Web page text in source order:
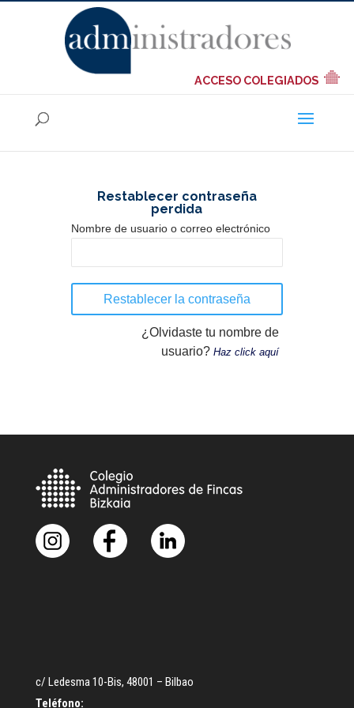
ACCESO COLEGIADOS
Restablecer contraseña
perdida
Nombre de usuario o correo electrónico
¿Olvidaste tu nombre de
usuario? Haz click aquí
c/ Ledesma 10-Bis, 48001 – Bilbao
Teléfono: